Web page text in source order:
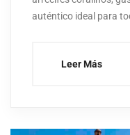
auténtico ideal para
Leer Más